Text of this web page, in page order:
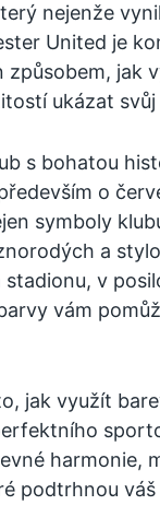
nejenže
United je
jak
ukázat
s bohatou
o
symboly
a
v
vám
jak využít
harmonie,
podtrhnou